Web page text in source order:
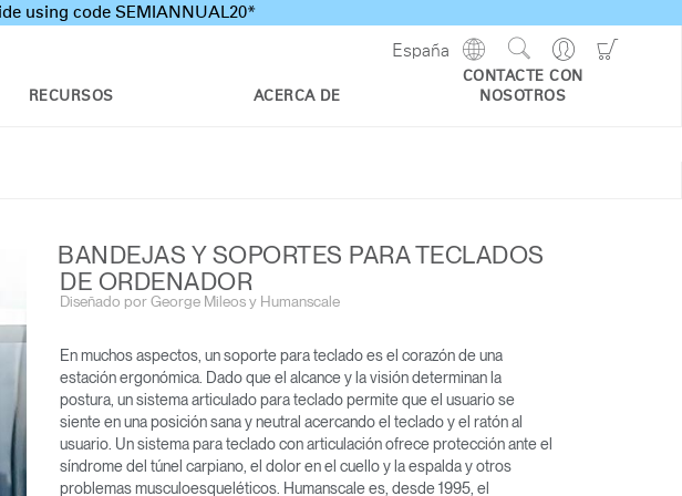
using code SEMIANNUAL20*
RECURSOS ACERCA DE
CONTACTE CON
NOSOTROS
Go
to
Search
Site
España
Show
Regions
BANDEJAS Y SOPORTES PARA TECLADOS
DE ORDENADOR
Diseñado por George Mileos y Humanscale
En muchos aspectos, un soporte para teclado es el corazón de una
estación ergonómica. Dado que el alcance y la visión determinan la
postura, un sistema articulado para teclado permite que el usuario se
siente en una posición sana y neutral acercando el teclado y el ratón al
usuario. Un sistema para teclado con articulación ofrece protección ante el
síndrome del túnel carpiano, el dolor en el cuello y la espalda y otros
problemas musculoesqueléticos. Humanscale es, desde 1995, el